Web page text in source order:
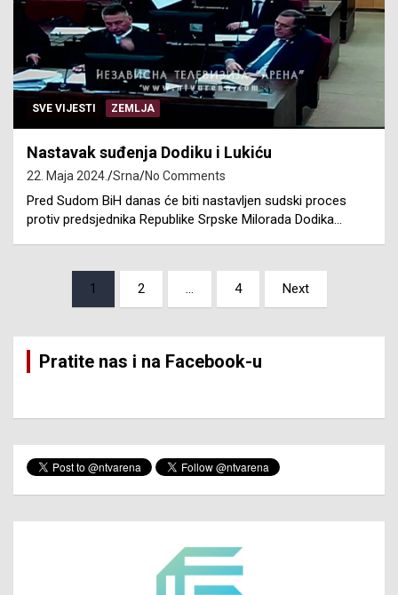
SVE VIJESTI ZEMLJA
Nastavak suđenja Dodiku i Lukiću
22. Maja 2024. Srna No Comments
Pred Sudom BiH danas će biti nastavljen sudski proces
protiv predsjednika Republike Srpske Milorada Dodika…
pagination
1 2 … 4 Next
Pratite nas i na Facebook-u